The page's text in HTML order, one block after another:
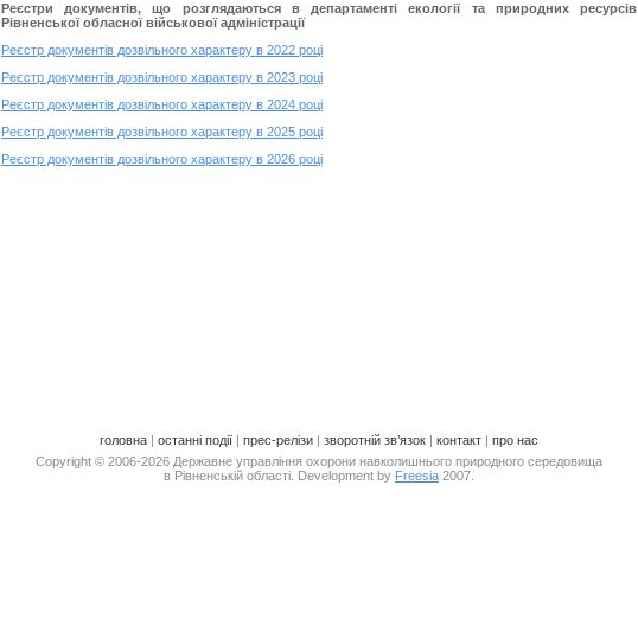
Реєстри документів, що розглядаються в департаменті екології та природних ресурсів
Рівненської обласної військової адміністрації
Реєстр документів дозвільного характеру в 2022 році
Реєстр документів дозвільного характеру в 2023 році
Реєстр документів дозвільного характеру в 2024 році
Реєстр документів дозвільного характеру в 2025 році
Реєстр документів дозвільного характеру в 2026 році
головна | останні події | прес-релізи | зворотній зв’язок | контакт | про нас
Copyright © 2006-2026 Державне управління охорони навколишнього природного середовища
в Рівненській області. Development by Freesia 2007.